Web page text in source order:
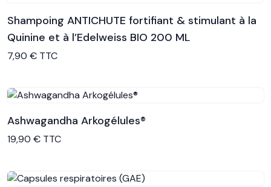
Voir le produit
Shampoing ANTICHUTE fortifiant & stimulant à la
Quinine et à l’Edelweiss BIO 200 ML
7,90 € TTC
Voir le produit
Ashwagandha Arkogélules®
19,90 € TTC